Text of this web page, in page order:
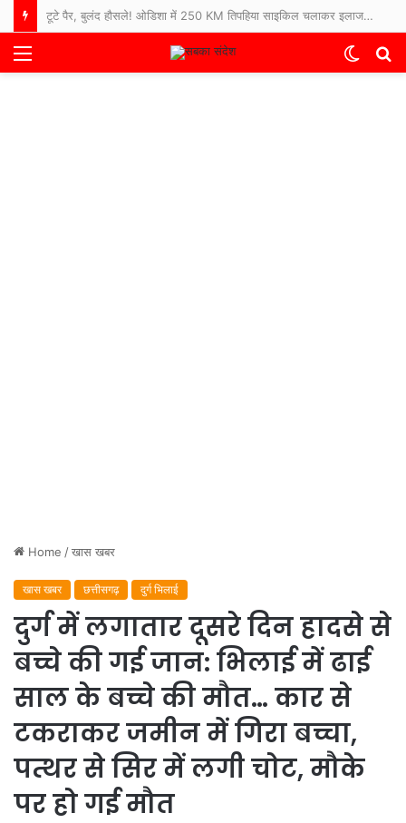
टूटे पैर, बुलंद हौसले! ओडिशा में 250 KM तिपहिया साइकिल चलाकर इलाज कराने अस्पताल पहुंचे 65 साल के बुजुर्ग
Menu
Switch
Home /खास खबर
खास खबर छत्तीसगढ़ दुर्ग भिलाई
दुर्ग में लगातार दूसरे दिन हादसे से
बच्चे की गई जान: भिलाई में ढाई
साल के बच्चे की मौत… कार से
टकराकर जमीन में गिरा बच्चा,
पत्थर से सिर में लगी चोट, मौके
पर हो गई मौत